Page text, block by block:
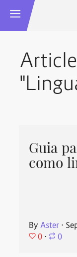
Guia
como
ByAster ⋅
0 ⋅ 0